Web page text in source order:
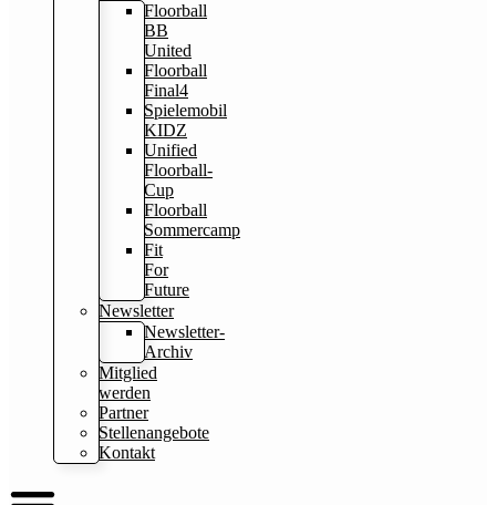
Floorball
BB
United
Floorball
Final4
Spielemobil
KIDZ
Unified
Floorball-
Cup
Floorball
Sommercamp
Fit
For
Future
Newsletter
Newsletter-
Archiv
Mitglied
werden
Partner
Stellenangebote
Kontakt